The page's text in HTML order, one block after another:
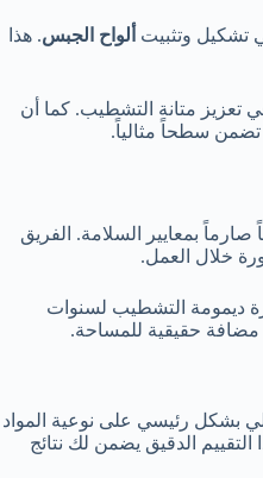
تشكيل وتثبيت ألواح الجبس. هذا
تعزيز متانة التشطيب. كما أن
تضمن سطحاً مثالياً.
صارماً بمعايير السلامة. الفريق
خلال العمل.
ديمومة التشطيب لسنوات
مضافة حقيقية للمساحة.
بشكل رئيسي على نوعية المواد
التقييم الدقيق يضمن لك نتائج